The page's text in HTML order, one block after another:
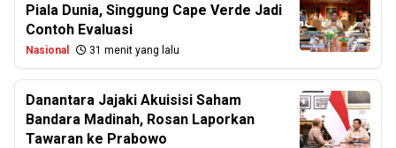
Piala Dunia, Singgung Cape Verde Jadi
Contoh Evaluasi
Nasional 31 menit yang lalu
Danantara Jajaki Akuisisi Saham
Bandara Madinah, Rosan Laporkan
Tawaran ke Prabowo